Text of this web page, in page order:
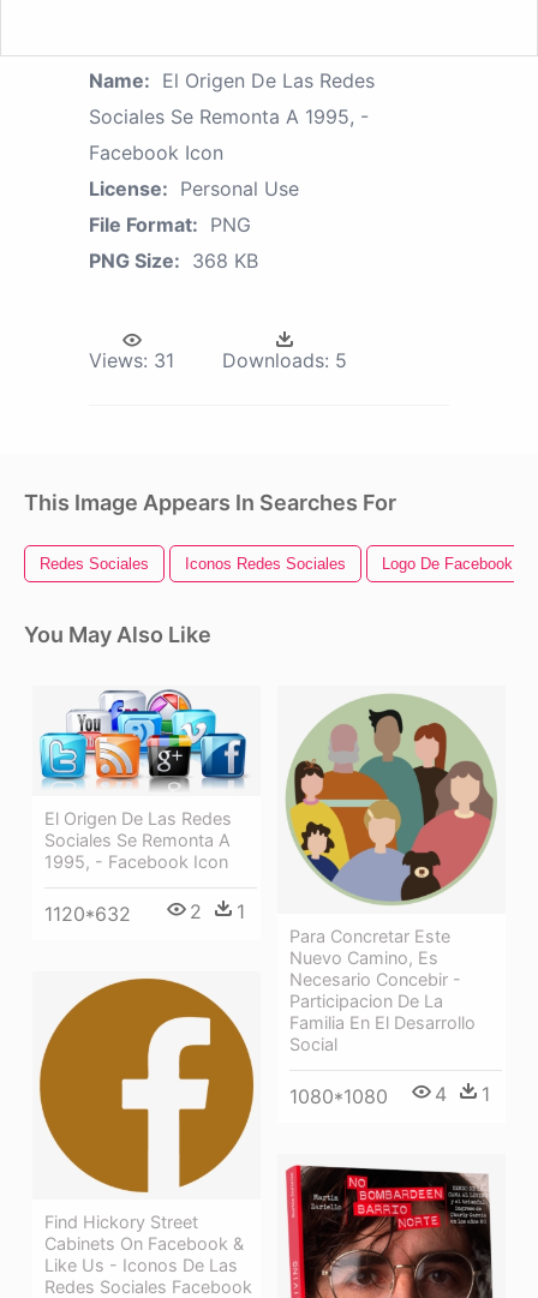
Name: El Origen De Las Redes
Sociales Se Remonta A 1995, -
Facebook Icon
License: Personal Use
File Format: PNG
PNG Size: 368 KB
Views: 31 Downloads: 5
This Image Appears In Searches For
Redes Sociales Iconos Redes Sociales Logo De Facebook
You May Also Like
El Origen De Las Redes
Sociales Se Remonta A
1995, - Facebook Icon
1120*632 2 1
Para Concretar Este
Nuevo Camino, Es
Necesario Concebir -
Participacion De La
Familia En El Desarrollo
Social
1080*1080 4 1
Find Hickory Street
Cabinets On Facebook &
Like Us - Iconos De Las
Redes Sociales Facebook